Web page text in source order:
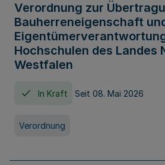
Verordnung zur
Bauherreneigenschaft
Hochschulen des Landes
Westfalen
In Kraft Seit 08. Mai 2026
Verordnung